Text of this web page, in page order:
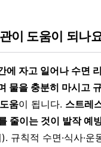
이 도움이 되나
에 자고 일어나 수면
물을 충분히 마시고
움이 됩니다. 스트레
줄이는 것이 발작 예
규칙적 수면·식사·운